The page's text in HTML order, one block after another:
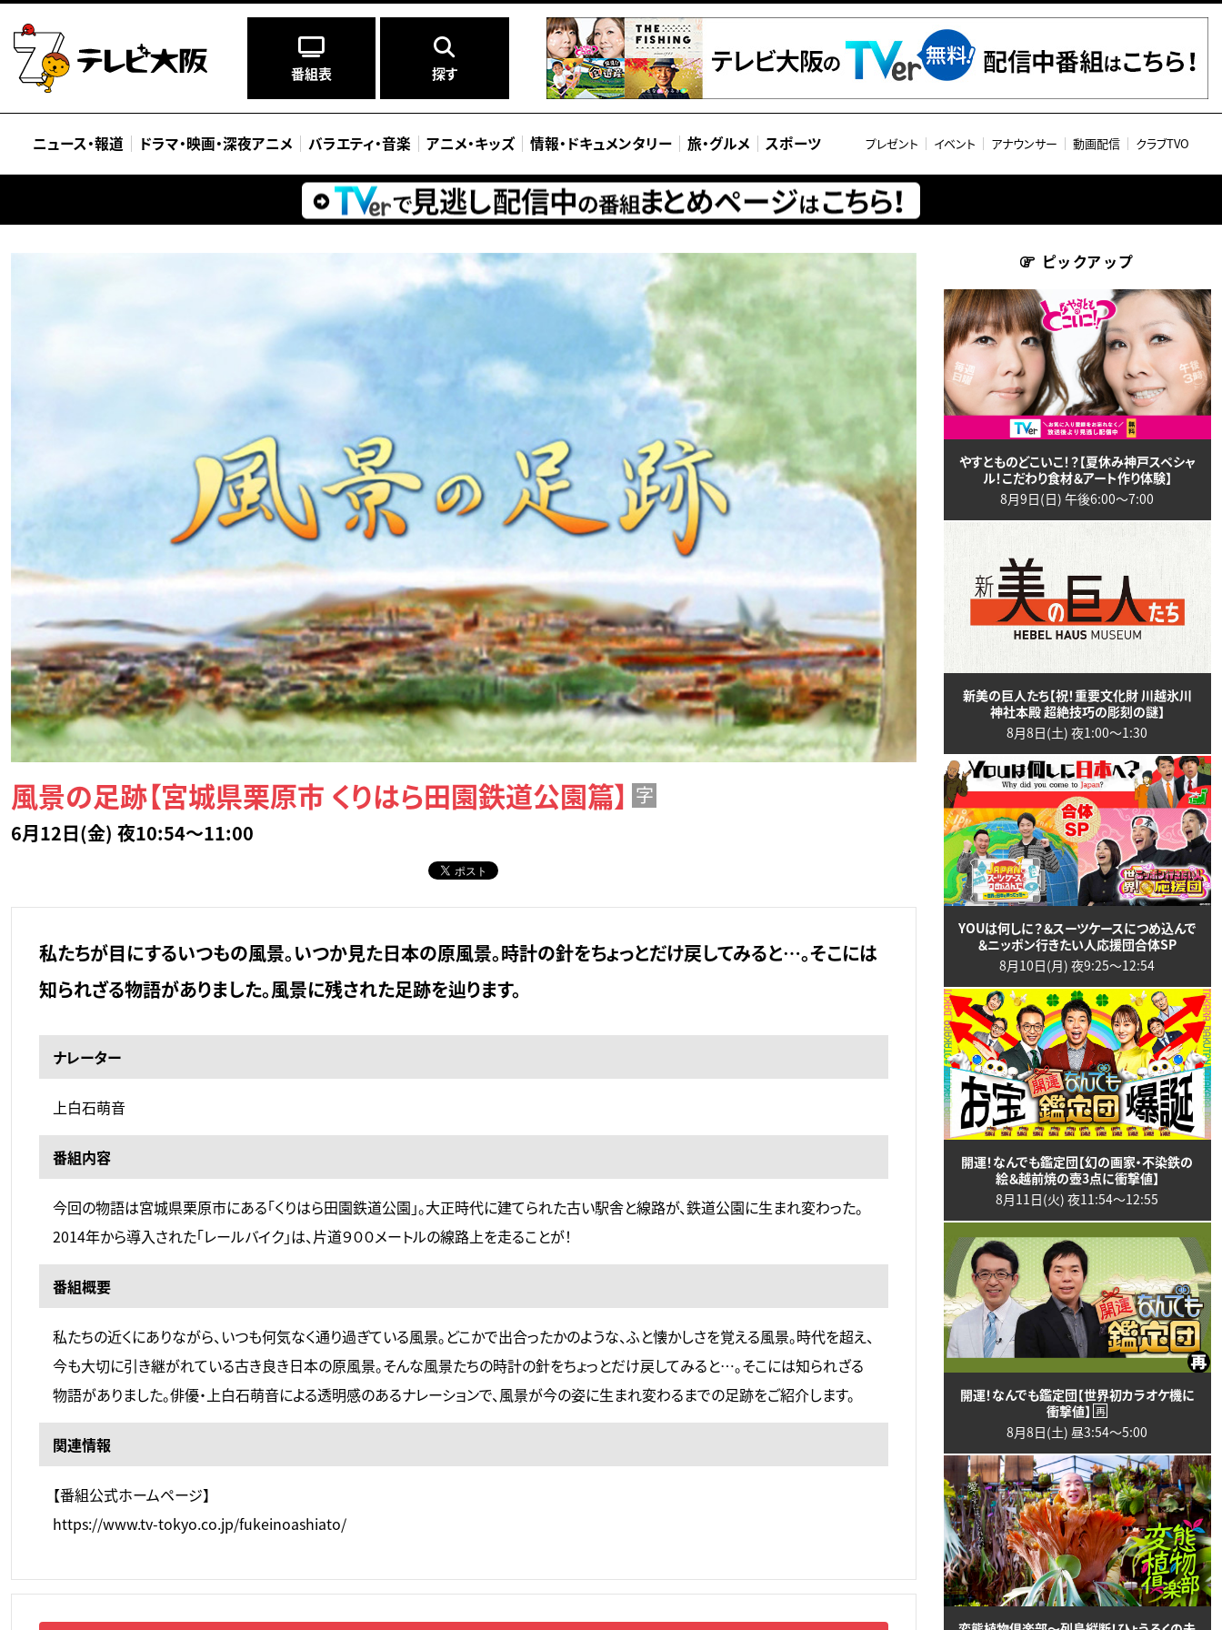
番組表 探す
ニュース・報道 ドラマ・映画・深夜アニメ バラエティ・音楽 アニメ・キッズ 情報・ ドキュメンタリー 旅・グルメ スポーツ プレゼント イベント アナウンサー 動画配信 クラブTVO
風景の足跡【宮城県栗原市 くりはら田園鉄道公園篇】 字
6月12日(金) 夜10:54～11:00
私たちが目にするいつもの風景。いつか見た日本の原風景。時計の針をちょっとだけ戻してみると…。そこには
知られざる物語がありました。風景に残された足跡を辿ります。
ナレーター
上白石萌音
番組内容
今回の物語は宮城県栗原市にある「くりはら田園鉄道公園」。大正時代に建てられた古い駅舎と線路が、鉄道公園に生まれ変わった。
2014年から導入された「レールバイク」は、片道９００メートルの線路上を走ることが！
番組概要
私たちの近くにありながら、いつも何気なく通り過ぎている風景。どこかで出合ったかのような、ふと懐かしさを覚える風景。時代を超え、
今も大切に引き継がれている古き良き日本の原風景。そんな風景たちの時計の針をちょっとだけ戻してみると…。そこには知られざる
物語がありました。俳優・上白石萌音による透明感のあるナレーションで、風景が今の姿に生まれ変わるまでの足跡をご紹介します。
関連情報
【番組公式ホームページ】
https://www.tv-tokyo.co.jp/fukeinoashiato/
ピックアップ
やすとものどこいこ！？【夏休み神戸スペシャ
ル！こだわり食材＆アート作り体験】
8月9日(日) 午後6:00〜7:00
新美の巨人たち【祝！重要文化財 川越氷川
神社本殿 超絶技巧の彫刻の謎】
8月8日(土) 夜1:00〜1:30
YOUは何しに？＆スーツケースにつめ込んで
＆ニッポン行きたい人応援団合体SP
8月10日(月) 夜9:25〜12:54
開運！なんでも鑑定団【幻の画家・不染鉄の
絵＆越前焼の壺3点に衝撃値】
8月11日(火) 夜11:54〜12:55
開運！なんでも鑑定団【世界初カラオケ機に
衝撃値】 再
8月8日(土) 昼3:54〜5:00